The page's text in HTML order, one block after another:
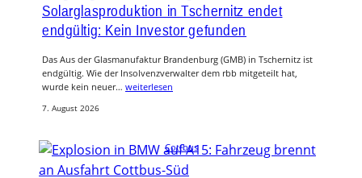
Solarglasproduktion in Tschernitz endet
endgültig: Kein Investor gefunden
Das Aus der Glasmanufaktur Brandenburg (GMB) in Tschernitz ist
endgültig. Wie der Insolvenzverwalter dem rbb mitgeteilt hat,
wurde kein neuer… weiterlesen
7. August 2026
Cottbus